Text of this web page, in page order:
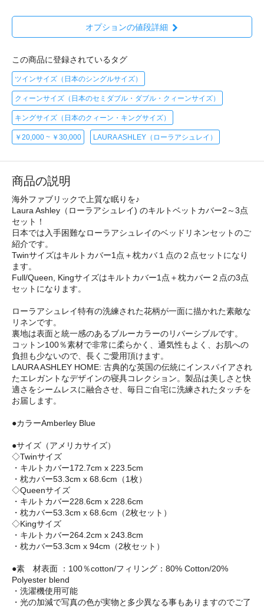
オプションの値段詳細
この商品に登録されているタグ
ツインサイズ（日本のシングルサイズ）
クィーンサイズ（日本のセミダブル・ダブル・クィーンサイズ）
キングサイズ（日本のクィーン・キングサイズ）
￥20,000 ~ ￥30,000 LAURA ASHLEY（ローラアシュレイ）
商品の説明
海外ファブリックで上質な眠りを♪
Laura Ashley（ローラアシュレイ) のキルトベットカバー2～3点
セット！
日本では入手困難なローラアシュレイのベッドリネンセットのご
紹介です。
Twinサイズはキルトカバー1点＋枕カバ１点の２点セットになり
ます。
Full/Queen, Kingサイズはキルトカバー1点＋枕カバー２点の3点
セットになります。
ローラアシュレイ特有の洗練された花柄が一面に描かれた素敵な
リネンです。
裏地は表面と統一感のあるブルーカラーのリバーシブルです。
コットン100％素材で非常に柔らかく、通気性もよく、お肌への
負担も少ないので、長くご愛用頂けます。
LAURA ASHLEY HOME: 古典的な英国の伝統にインスパイアされ
たエレガントなデザインの寝具コレクション。製品は美しさと快
適さをシームレスに融合させ、毎日ご自宅に洗練されたタッチを
お届します。
●カラーAmberley Blue
●サイズ（アメリカサイズ）
◇Twinサイズ
・キルトカバー172.7cm x 223.5cm
・枕カバー53.3cm x 68.6cm（1枚）
◇Queenサイズ
・キルトカバー228.6cm x 228.6cm
・枕カバー53.3cm x 68.6cm（2枚セット）
◇Kingサイズ
・キルトカバー264.2cm x 243.8cm
・枕カバー53.3cm x 94cm（2枚セット）
●素 材表面 ：100％cotton/フィリング：80% Cotton/20%
Polyester blend
・洗濯機使用可能
・光の加減で写真の色が実物と多少異なる事もありますのでご了